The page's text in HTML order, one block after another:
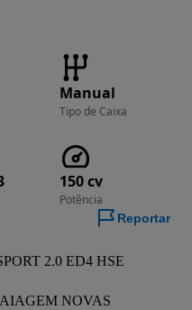
Manual
Tipo de Caixa
150 cv
Potência
Reportar
2.0 ED4 HSE
NOVAS